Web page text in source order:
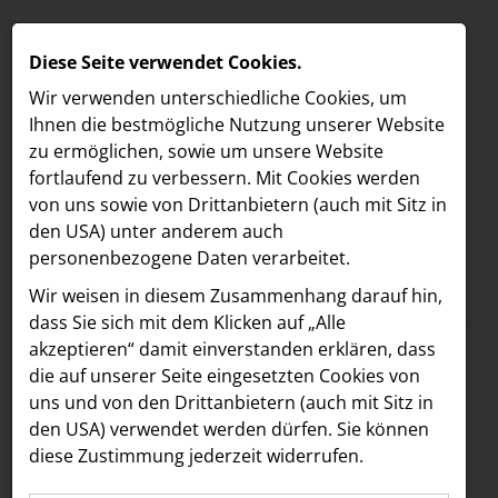
MELDUNGEN
LOEBELL NORDBERG
INNER
aehre
Astoria Artshow
B/S/H Hausgeräte
Meldungen /
Text Bilder
15.07.2025
Jury des Media
Forward Fund sendet
Diese Seite verwendet Cookies.
Wir verwenden unterschiedliche Cookies, um
Ihnen die best­mögliche Nutzung unserer Website
zu ermöglichen, sowie um unsere Website
fortlaufend zu verbessern. Mit Cookies werden
von uns sowie von Drittanbietern (auch mit Sitz in
den USA) unter anderem auch
personenbezogene Daten verarbeitet.
Wir weisen in diesem Zusammenhang darauf hin,
dass Sie sich mit dem Klicken auf „Alle
akzeptieren“ damit ein­ver­standen erklären, dass
die auf unserer Seite eingesetzten Cookies von
uns und von den Drittanbietern (auch mit Sitz in
den USA) verwendet werden dürfen. Sie können
diese Zustimmung jederzeit widerrufen.